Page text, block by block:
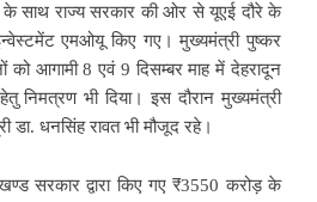
के साथ राज्य सरकार की ओर से यूएई दौरे के
एमओयू किए गए। मुख्यमंत्री पुष्कर
को आगामी 8 एवं 9 दिसम्बर माह में देहरादून
निमत्रण भी दिया। इस दौरान मुख्यमंत्री
डा. धनसिंह रावत भी मौजूद रहे।
सरकार द्वारा किए गए ₹3550 करोड़ के